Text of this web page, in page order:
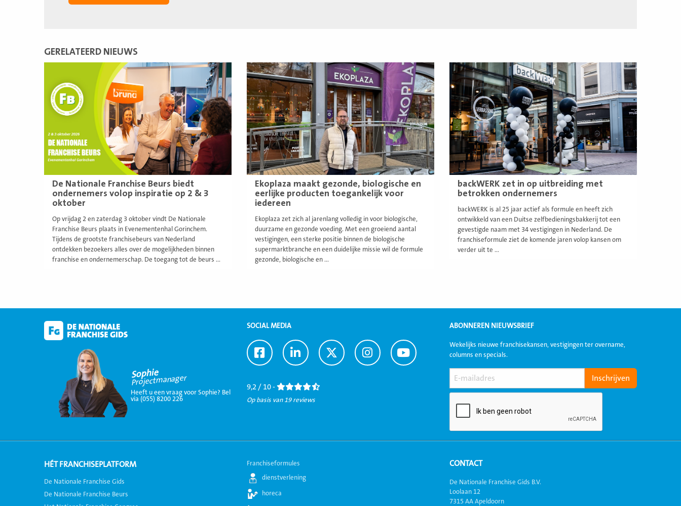
GERELATEERD NIEUWS
De Nationale Franchise Beurs biedt
ondernemers volop inspiratie op 2 & 3
oktober
Op vrijdag 2 en zaterdag 3 oktober vindt De Nationale
Franchise Beurs plaats in Evenementenhal Gorinchem.
Tijdens de grootste franchisebeurs van Nederland
ontdekken bezoekers alles over de mogelijkheden binnen
franchise en ondernemerschap. De toegang tot de beurs ...
Ekoplaza maakt gezonde, biologische en
eerlijke producten toegankelijk voor
iedereen
Ekoplaza zet zich al jarenlang volledig in voor biologische,
duurzame en gezonde voeding. Met een groeiend aantal
vestigingen, een sterke positie binnen de biologische
supermarktbranche en een duidelijke missie wil de formule
gezonde, biologische en ...
Lees
meer
backWERK zet in op uitbreiding met
betrokken ondernemers
backWERK is al 25 jaar actief als formule en heeft zich
ontwikkeld van een Duitse zelfbedieningsbakkerij tot een
gevestigde naam met 34 vestigingen in Nederland. De
franchiseformule ziet de komende jaren volop kansen om
verder uit te ...
Lees
meer
Sophie
Projectmanager
Heeft u een vraag voor Sophie? Bel
via (055) 8200 226
SOCIAL MEDIA
Ga
naar
Ga
naar
Ga
naar
Ga
naar
Ga
naar
9,2 / 10 -
Op basis van 19 reviews
ABONNEREN NIEUWSBRIEF
Wekelijks nieuwe franchisekansen, vestigingen ter overname,
columns en specials.
HÉT FRANCHISEPLATFORM
De Nationale Franchise Gids
De Nationale Franchise Beurs
Franchiseformules
dienstverlening
horeca
CONTACT
De Nationale Franchise Gids B.V.
Loolaan 12
7315 AA Apeldoorn